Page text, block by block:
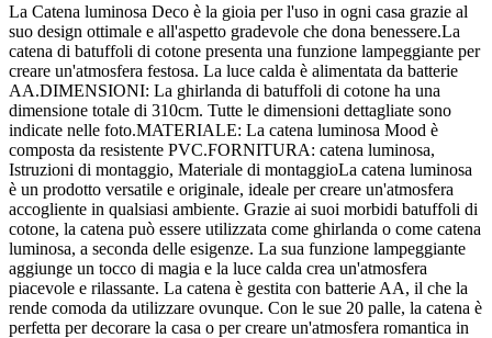
La Catena luminosa Deco è la gioia per l'uso in ogni casa grazie al
suo design ottimale e all'aspetto gradevole che dona benessere.La
catena di batuffoli di cotone presenta una funzione lampeggiante per
creare un'atmosfera festosa. La luce calda è alimentata da batterie
AA.DIMENSIONI: La ghirlanda di batuffoli di cotone ha una
dimensione totale di 310cm. Tutte le dimensioni dettagliate sono
indicate nelle foto.MATERIALE: La catena luminosa Mood è
composta da resistente PVC.FORNITURA: catena luminosa,
Istruzioni di montaggio, Materiale di montaggioLa catena luminosa
è un prodotto versatile e originale, ideale per creare un'atmosfera
accogliente in qualsiasi ambiente. Grazie ai suoi morbidi batuffoli di
cotone, la catena può essere utilizzata come ghirlanda o come catena
luminosa, a seconda delle esigenze. La sua funzione lampeggiante
aggiunge un tocco di magia e la luce calda crea un'atmosfera
piacevole e rilassante. La catena è gestita con batterie AA, il che la
rende comoda da utilizzare ovunque. Con le sue 20 palle, la catena è
perfetta per decorare la casa o per creare un'atmosfera romantica in